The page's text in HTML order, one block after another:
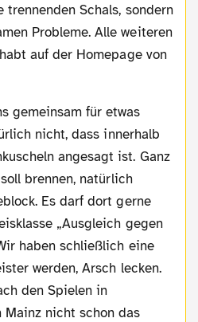
Schals, sondern
Probleme. Alle weiteren
auf der Homepage von
nicht, dass innerhalb
angesagt ist. Ganz
brennen, natürlich
Es darf dort gerne
„Ausgleich gegen
haben schließlich eine
werden, Arsch lecken.
den Spielen in
Mainz nicht schon das